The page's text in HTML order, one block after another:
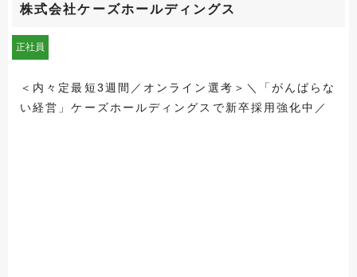
株式会社ケーズホールディングス
正社員
＜内々定最短3週間／オンライン選考＞＼「がんばらな
い経営」ケーズホールディングスで新卒採用強化中／